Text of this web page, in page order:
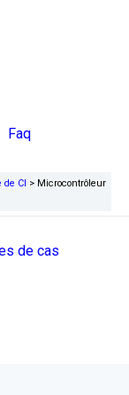
Faq
CI > Microcontrôleur
de cas